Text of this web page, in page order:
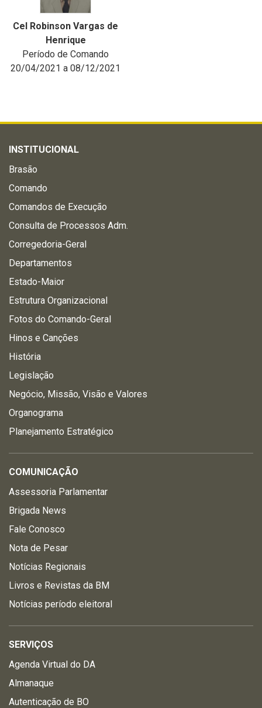
Cel Robinson Vargas de
Henrique
Período de Comando
20/04/2021 a 08/12/2021
INSTITUCIONAL
Brasão
Comando
Comandos de Execução
Consulta de Processos Adm.
Corregedoria-Geral
Departamentos
Estado-Maior
Estrutura Organizacional
Fotos do Comando-Geral
Hinos e Canções
História
Legislação
Negócio, Missão, Visão e Valores
Organograma
Planejamento Estratégico
COMUNICAÇÃO
Assessoria Parlamentar
Brigada News
Fale Conosco
Nota de Pesar
Notícias Regionais
Livros e Revistas da BM
Notícias período eleitoral
SERVIÇOS
Agenda Virtual do DA
Almanaque
Autenticação de BO